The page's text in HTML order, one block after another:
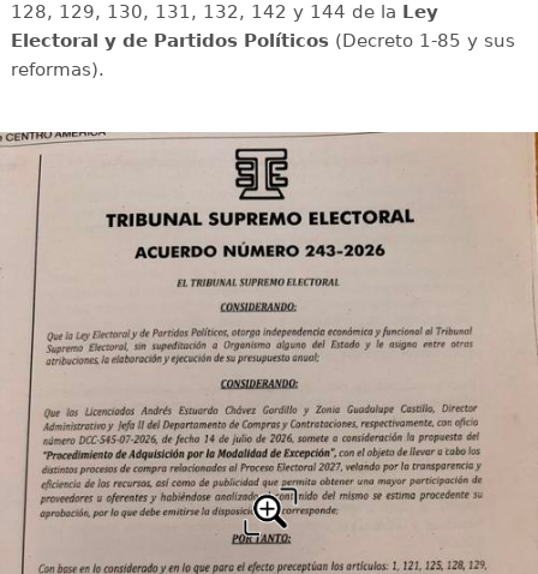
128, 129, 130, 131, 132, 142 y 144 de la Ley
Electoral y de Partidos Políticos(Decreto 1-85 y sus
reformas).